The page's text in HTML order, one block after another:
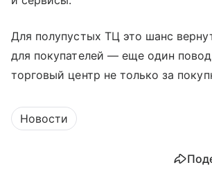
Для полупустых ТЦ это шанс
для покупателей — еще один
торговый центр не только за
Новости